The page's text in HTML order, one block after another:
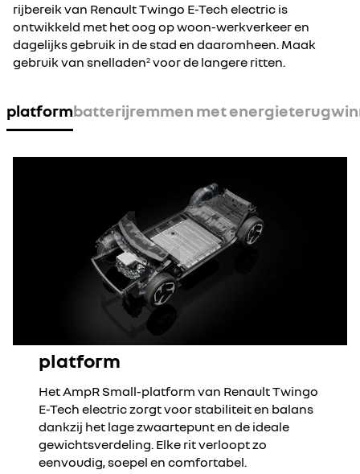
rijbereik van Renault Twingo E-Tech electric is
ontwikkeld met het oog op woon-werkverkeer en
dagelijks gebruik in de stad en daaromheen. Maak
gebruik van snelladen2 voor de langere ritten.
platformbatterijremmen met
platform
Het AmpR Small-platform van Renault Twingo
E-Tech electric zorgt voor stabiliteit en balans
dankzij het lage zwaartepunt en de ideale
gewichtsverdeling. Elke rit verloopt zo
eenvoudig, soepel en comfortabel.